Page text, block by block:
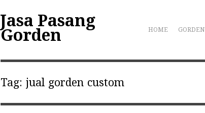
HOME GORDEN
Jasa Pasang
Gorden
Tag: jual gorden custom